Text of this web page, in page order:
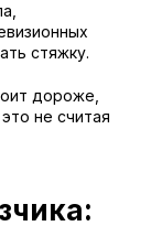
стяжку.
дороже,
не считая